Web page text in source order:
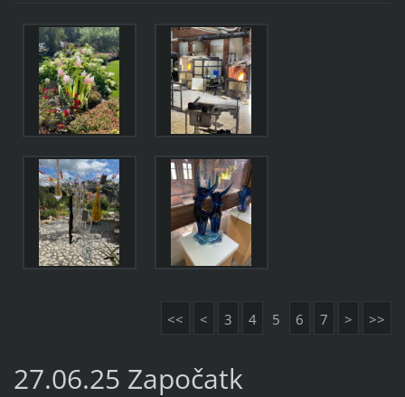
<< < 3 4 5 6 7 > >>
27.06.25 Započatk